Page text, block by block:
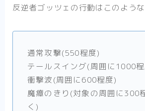
反逆者ゴッツェの行動はこのような
通常攻撃(550程度)
テールスイング(周囲に1000
衝撃波(周囲に600程度)
魔瘴のきり(対象の周囲に300
く)